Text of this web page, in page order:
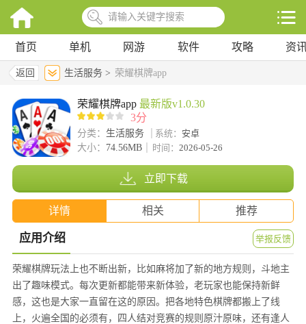
首页 单机 网游 软件 攻略 资
返回 生活服务 > 荣耀棋牌app
荣耀棋牌app 最新版v1.0.30
3分
分类： 生活服务 系统： 安卓
大小： 74.56MB 时间： 2026-05-26
立即下载
详情 相关 推荐
应用介绍 举报反馈
荣耀棋牌玩法上也不断出新，比如麻将加了新的地方规则，斗地主
出了趣味模式。每次更新都能带来新体验，老玩家也能保持新鲜
感，这也是大家一直留在这的原因。把各地特色棋牌都搬上了线
上，火遍全国的必须有，四人结对竞赛的规则原汁原味，还有逢人